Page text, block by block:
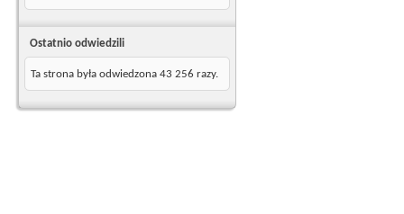
Ostatnio odwiedzili
Ta strona była odwiedzona 43 256 razy.